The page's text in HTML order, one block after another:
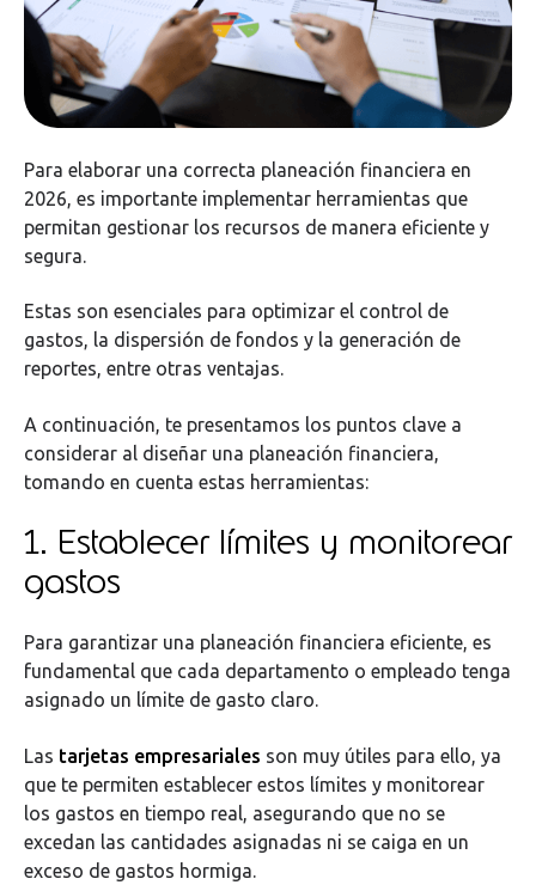
Para elaborar una correcta planeación financiera en
2026, es importante implementar herramientas que
permitan gestionar los recursos de manera eficiente y
segura.
Estas son esenciales para optimizar el control de
gastos, la dispersión de fondos y la generación de
reportes, entre otras ventajas.
A continuación, te presentamos los puntos clave a
considerar al diseñar una planeación financiera,
tomando en cuenta estas herramientas:
1. Establecer límites y monitorear
gastos
Para garantizar una planeación financiera eficiente, es
fundamental que cada departamento o empleado tenga
asignado un límite de gasto claro.
Las tarjetas empresariales son muy útiles para ello, ya
que te permiten establecer estos límites y monitorear
los gastos en tiempo real, asegurando que no se
excedan las cantidades asignadas ni se caiga en un
exceso de gastos hormiga.